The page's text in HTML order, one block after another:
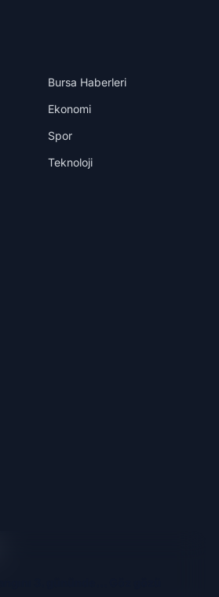
Bursa Haberleri
Ekonomi
Spor
Teknoloji